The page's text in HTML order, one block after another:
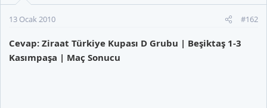
13 Ocak 2010 #162
Cevap: Ziraat Türkiye Kupası D Grubu | Beşiktaş 1-3
Kasımpaşa | Maç Sonucu